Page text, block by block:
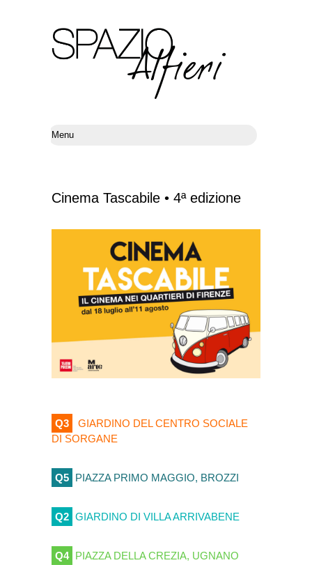
Cinema Tascabile • 4ª edizione
Q3
GIARDINO DEL CENTRO SOCIALE
DI SORGANE
Q5 PIAZZA PRIMO MAGGIO, BROZZI
Q2 GIARDINO DI VILLA ARRIVABENE
Q4 PIAZZA DELLA CREZIA, UGNANO